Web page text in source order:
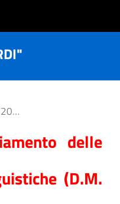
D.M. n° 65 del 12/04/2023
delle
(D.M.